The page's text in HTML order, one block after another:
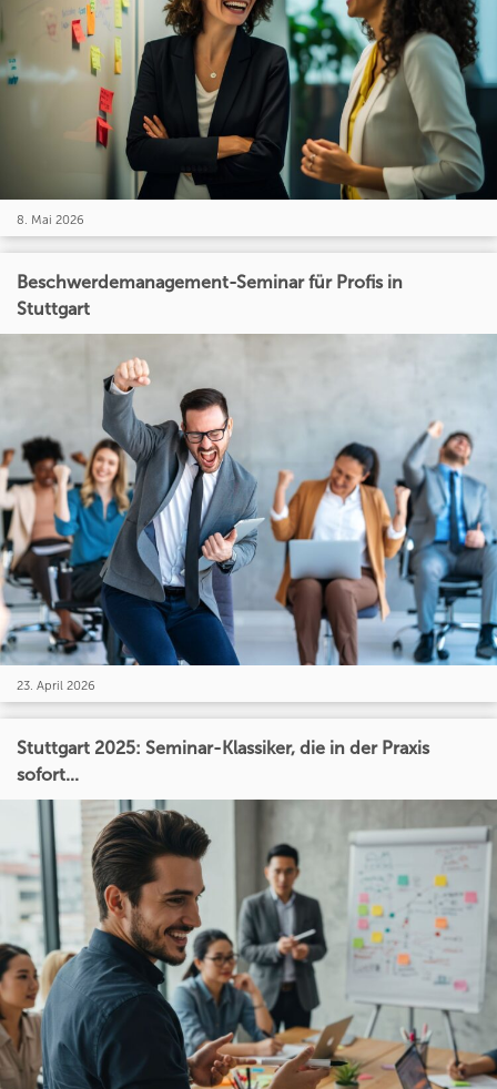
8. Mai 2026
Beschwerdemanagement-Seminar für Profis in
Stuttgart
23. April 2026
Stuttgart 2025: Seminar-Klassiker, die in der Praxis
sofort...